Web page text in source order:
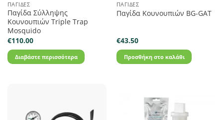
ΠΑΓΊΔΕΣ
Παγίδα Σύλληψης
Κουνουπιών Triple Trap
Mosquido
€110.00
Διαβάστε περισσότερα
ΠΑΓΊΔΕΣ
Παγίδα Κουνουπιών BG-GAT
€43.50
Προσθήκη στο καλάθι